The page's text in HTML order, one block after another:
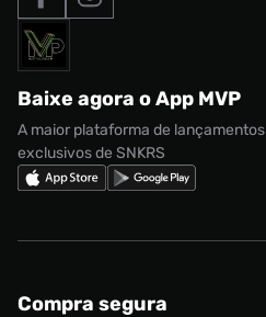
Acessórios
Marcas
adidas Adi2000
adidas Campus
Nike Shox
Termos de uso
Política de privacidade
Regulamento CRM/ CASHBACK
Regulamento Cupom
Formas de Pagamento
Solicite seus dados
Baixe agora o App MVP
A maior plataforma de lançamentos
exclusivos de SNKRS
Compra segura